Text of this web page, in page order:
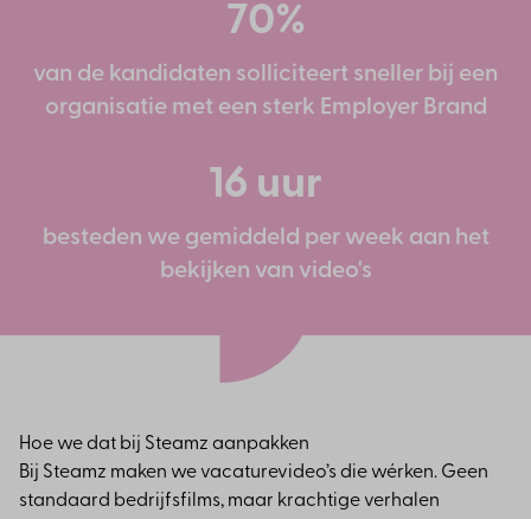
70%
van de kandidaten solliciteert sneller bij een
organisatie met een sterk Employer Brand
16 uur
besteden we gemiddeld per week aan het
bekijken van video's
Hoe we dat bij Steamz aanpakken
Bij Steamz maken we vacaturevideo’s die wérken. Geen
standaard bedrijfsfilms, maar krachtige verhalen